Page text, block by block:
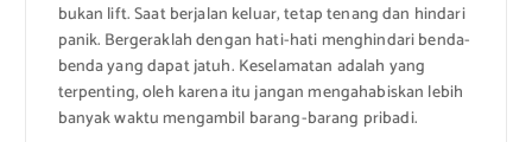
bukan lift. Saat berjalan keluar, tetap tenang dan hindari
panik. Bergeraklah dengan hati-hati menghindari benda-
benda yang dapat jatuh. Keselamatan adalah yang
terpenting, oleh karena itu jangan mengahabiskan lebih
banyak waktu mengambil barang-barang pribadi.